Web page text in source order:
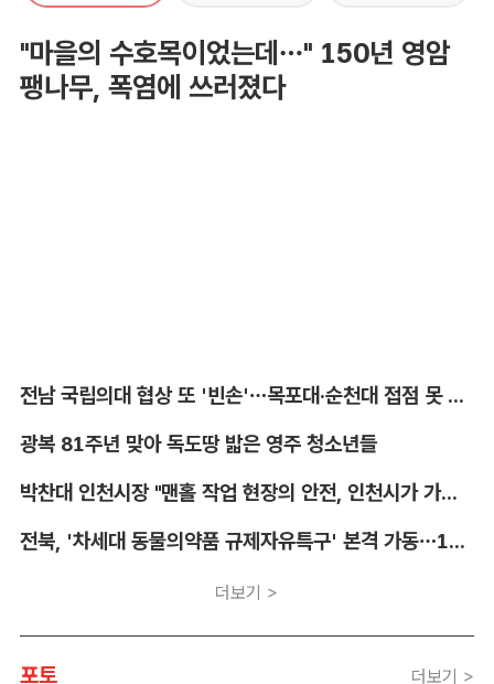
"마을의 수호목이었는데…" 150년 영암
팽나무, 폭염에 쓰러졌다
전남 국립의대 협상 또 '빈손'…목포대·순천대 접점 못 찾아
광복 81주년 맞아 독도땅 밟은 영주 청소년들
박찬대 인천시장 "맨홀 작업 현장의 안전, 인천시가 가장 앞장서겠다"
전북, '차세대 동물의약품 규제자유특구' 본격 가동…11개 기업 1273억 투자
더보기 >
포토 더보기 >